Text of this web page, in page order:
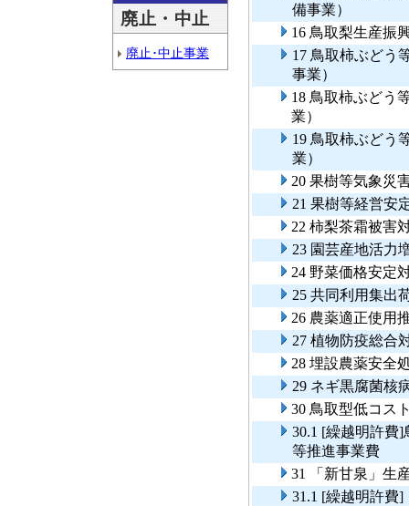
廃止・中止
廃止･中止事業
備事業）
16 鳥取梨生産振
17 鳥取柿ぶどう
事業）
18 鳥取柿ぶどう
業）
19 鳥取柿ぶどう
業）
20 果樹等気象災
21 果樹等経営安
22 柿梨茶霜被害
23 園芸産地活力
24 野菜価格安定
25 共同利用集出
26 農薬適正使用
27 植物防疫総合
28 埋設農薬安全
29 ネギ黒腐菌核
30 鳥取型低コス
30.1 [繰越明許費
等推進事業費
31 「新甘泉」生
31.1 [繰越明許費